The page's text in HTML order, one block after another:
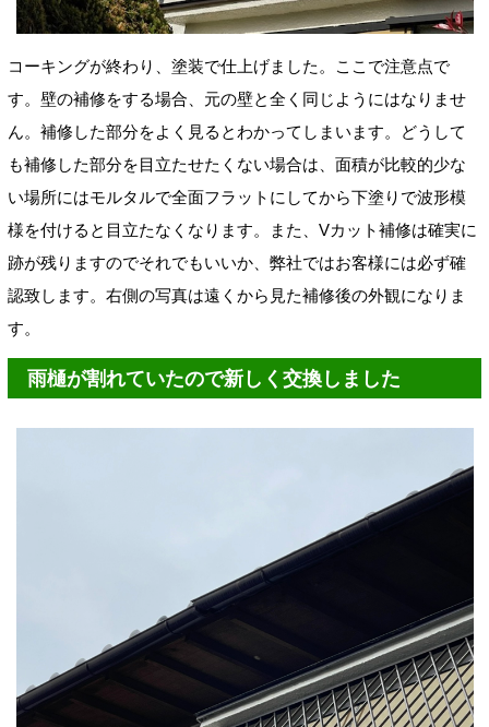
コーキングが終わり、塗装で仕上げました。ここで注意点で
す。壁の補修をする場合、元の壁と全く同じようにはなりませ
ん。補修した部分をよく見るとわかってしまいます。どうして
も補修した部分を目立たせたくない場合は、面積が比較的少な
い場所にはモルタルで全面フラットにしてから下塗りで波形模
様を付けると目立たなくなります。また、Vカット補修は確実に
跡が残りますのでそれでもいいか、弊社ではお客様には必ず確
認致します。右側の写真は遠くから見た補修後の外観になりま
す。
雨樋が割れていたので新しく交換しました